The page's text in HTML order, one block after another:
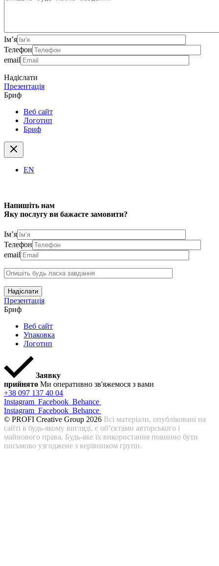
Ім’я
Телефон
email
Надіслати
Презентація
Бриф
Веб сайт
Логотип
Бриф
EN
Напишіть нам
Яку послугу ви бажаєте замовити?
Ім’я
Телефон
email
Надіслати
Презентація
Бриф
Веб сайт
Упаковка
Логотип
Заявку
прийнято Ми оперативно зв'яжемося з вами
+38 097 137 40 04
Instagram Facebook Behance
Instagram Facebook Behance
© PROFI Creative Group 2026 Всі матеріали, опубліковані на
сайті в будь-якому вигляді, є об’єктами авторського і
майнового права. Будь-яке їх використання повинно бути
письмово узгоджене з керівником групи.